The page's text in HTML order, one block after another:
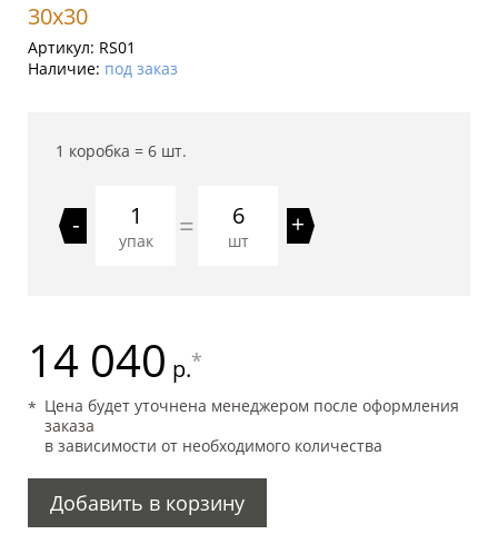
30x30
Артикул: RS01
Наличие: под заказ
1 коробка = 6 шт.
-
упак = 6
шт
+
14 040 р.*
Цена будет уточнена менеджером после оформления
заказа
в зависимости от необходимого количества
Добавить в корзину